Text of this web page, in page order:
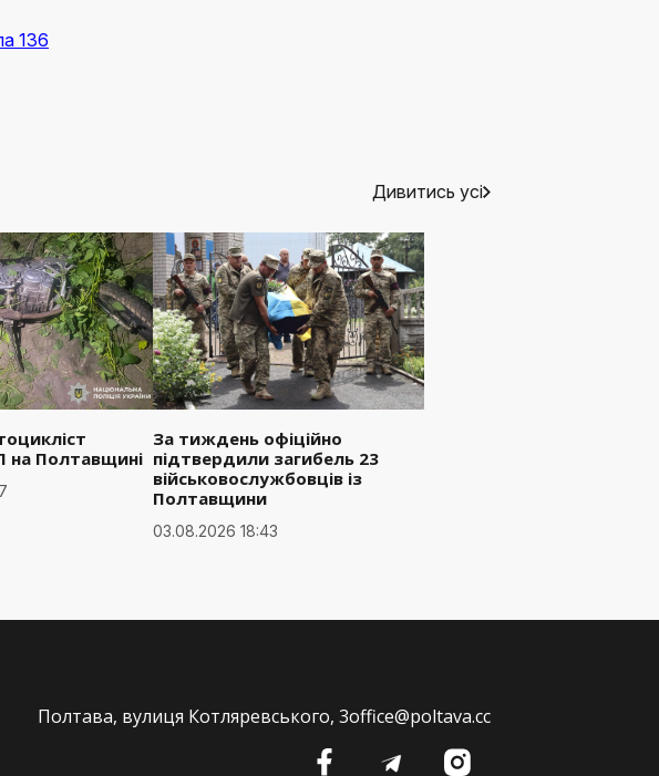
136
Дивитись усі
на Полтавщині
За тиждень офіційно
підтвердили загибель 23
військовослужбовців із
Полтавщини
03.08.2026 18:43
Полтава, вулиця Котляревського, 3office@poltava.cc